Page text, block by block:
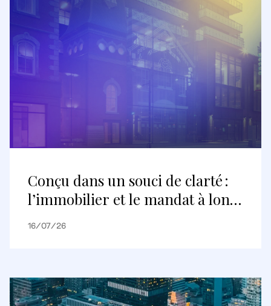
Conçu dans un souci de clarté :
l’immobilier et le mandat à long
terme
16/07/26